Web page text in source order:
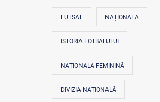
FUTSAL NAȚIONALA
ISTORIA FOTBALULUI
NAȚIONALA FEMININĂ
DIVIZIA NAȚIONALĂ